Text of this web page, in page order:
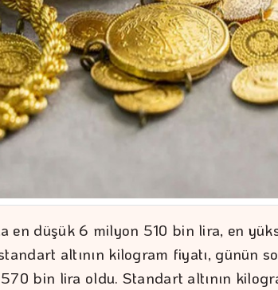
en düşük 6 milyon 510 bin lira, en
altının kilogram fiyatı, günün
bin lira oldu. Standart altının